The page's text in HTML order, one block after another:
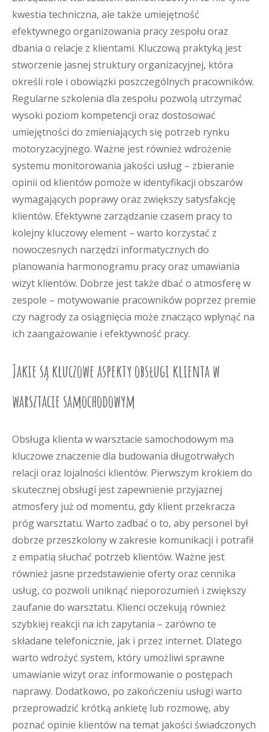
kwestia techniczna, ale także umiejętność
efektywnego organizowania pracy zespołu oraz
dbania o relacje z klientami. Kluczową praktyką jest
stworzenie jasnej struktury organizacyjnej, która
określi role i obowiązki poszczególnych pracowników.
Regularne szkolenia dla zespołu pozwolą utrzymać
wysoki poziom kompetencji oraz dostosować
umiejętności do zmieniających się potrzeb rynku
motoryzacyjnego. Ważne jest również wdrożenie
systemu monitorowania jakości usług – zbieranie
opinii od klientów pomoże w identyfikacji obszarów
wymagających poprawy oraz zwiększy satysfakcję
klientów. Efektywne zarządzanie czasem pracy to
kolejny kluczowy element – warto korzystać z
nowoczesnych narzędzi informatycznych do
planowania harmonogramu pracy oraz umawiania
wizyt klientów. Dobrze jest także dbać o atmosferę w
zespole – motywowanie pracowników poprzez premie
czy nagrody za osiągnięcia może znacząco wpłynąć na
ich zaangażowanie i efektywność pracy.
Jakie są kluczowe aspekty obsługi klienta w
warsztacie samochodowym
Obsługa klienta w warsztacie samochodowym ma
kluczowe znaczenie dla budowania długotrwałych
relacji oraz lojalności klientów. Pierwszym krokiem do
skutecznej obsługi jest zapewnienie przyjaznej
atmosfery już od momentu, gdy klient przekracza
próg warsztatu. Warto zadbać o to, aby personel był
dobrze przeszkolony w zakresie komunikacji i potrafił
z empatią słuchać potrzeb klientów. Ważne jest
również jasne przedstawienie oferty oraz cennika
usług, co pozwoli uniknąć nieporozumień i zwiększy
zaufanie do warsztatu. Klienci oczekują również
szybkiej reakcji na ich zapytania – zarówno te
składane telefonicznie, jak i przez internet. Dlatego
warto wdrożyć system, który umożliwi sprawne
umawianie wizyt oraz informowanie o postępach
naprawy. Dodatkowo, po zakończeniu usługi warto
przeprowadzić krótką ankietę lub rozmowę, aby
poznać opinie klientów na temat jakości świadczonych